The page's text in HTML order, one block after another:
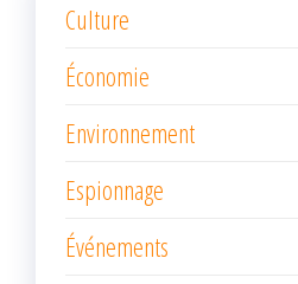
Culture
Économie
Environnement
Espionnage
Événements